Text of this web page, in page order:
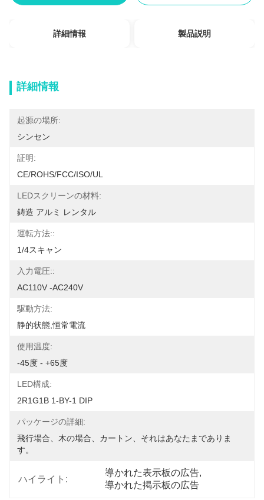
詳細情報 製品説明
詳細情報
起源の場所:
シンセン
証明:
CE/ROHS/FCC/ISO/UL
LEDスクリーンの材料:
鋳造 アルミ レンタル
運転方法::
1/4スキャン
入力電圧::
AC110V -AC240V
駆動方法:
静的状態,恒常電流
使用温度:
-45度 - +65度
LED構成:
2R1G1B 1-BY-1 DIP
パッケージの詳細:
飛行場合、木の場合、カートン、それはあなたまでありま
す。
ハイライト:
導かれた表示板の広告,
導かれた掲示板の広告